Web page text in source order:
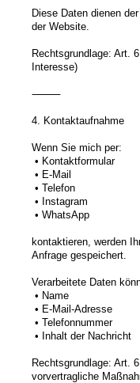
Diese Daten dienen
der Website.
Rechtsgrundlage: Art.
Interesse)
⸻
4. Kontaktaufnahme
Wenn Sie mich per:
• Kontaktformular
• E-Mail
• Telefon
• Instagram
• WhatsApp
kontaktieren, werden
Anfrage gespeichert.
Verarbeitete Daten
• Name
• E-Mail-Adresse
• Telefonnummer
• Inhalt der Nachricht
Rechtsgrundlage: Art.
vorvertragliche